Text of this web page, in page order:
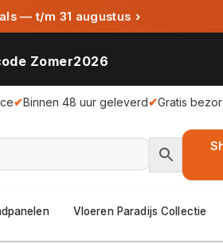
— t/m 31 augustus ›
Zomer2026
✔Binnen 48 uur geleverd✔Gratis
Vloeren Paradijs Collectie